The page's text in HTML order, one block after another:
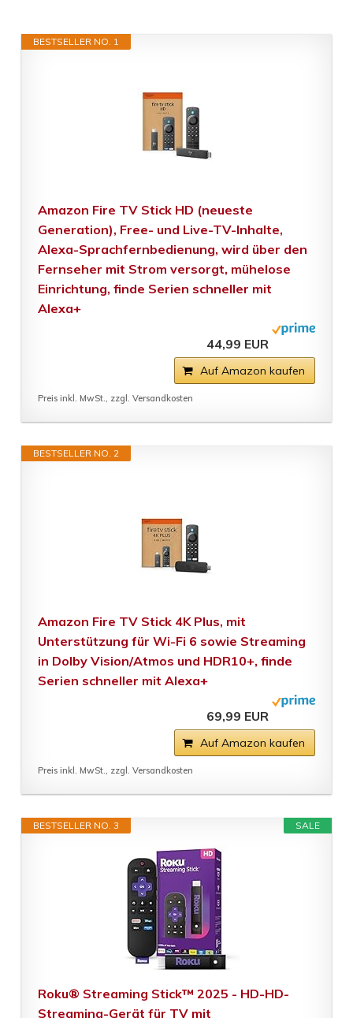
BESTSELLER NO. 1
Amazon Fire TV Stick HD (neueste
Generation), Free- und Live-TV-Inhalte,
Alexa-Sprachfernbedienung, wird über den
Fernseher mit Strom versorgt, mühelose
Einrichtung, finde Serien schneller mit
Alexa+
44,99 EUR
Auf Amazon kaufen
Preis inkl. MwSt., zzgl. Versandkosten
BESTSELLER NO. 2
Amazon Fire TV Stick 4K Plus, mit
Unterstützung für Wi-Fi 6 sowie Streaming
in Dolby Vision/Atmos und HDR10+, finde
Serien schneller mit Alexa+
69,99 EUR
Auf Amazon kaufen
Preis inkl. MwSt., zzgl. Versandkosten
SALE
BESTSELLER NO. 3
Roku® Streaming Stick™ 2025 - HD-HD-
Streaming-Gerät für TV mit